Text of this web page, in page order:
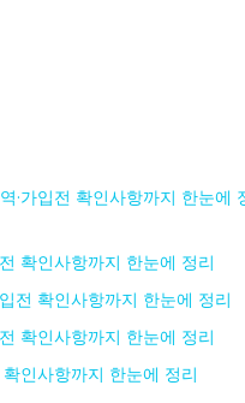
·가입전 확인사항까지 한눈에
확인사항까지 한눈에 정리
전 확인사항까지 한눈에 정리
확인사항까지 한눈에 정리
확인사항까지 한눈에 정리